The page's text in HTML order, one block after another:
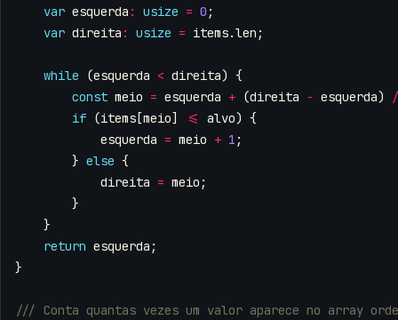
var esquerda : usize = 0 ;
var direita : usize = items.len ;
while (esquerda < direita) {
const meio = esquerda + (direita - esquerda)
/
if (items [meio] <= alvo) {
esquerda = meio + 1 ;
} else {
direita = meio ;
}
}
return esquerda ;
}